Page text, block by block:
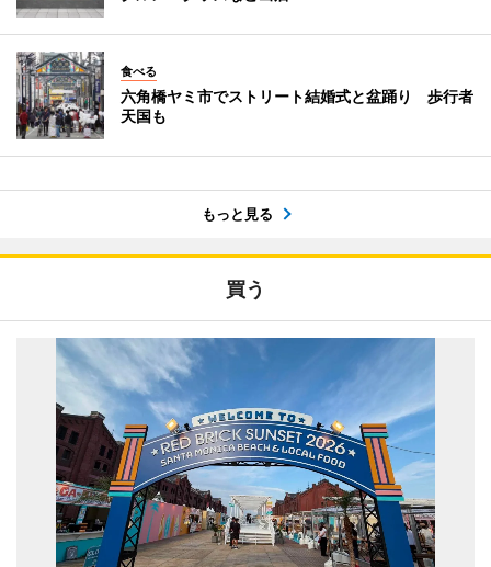
食べる
六角橋ヤミ市でストリート結婚式と盆踊り 歩行者
天国も
もっと見る
買う